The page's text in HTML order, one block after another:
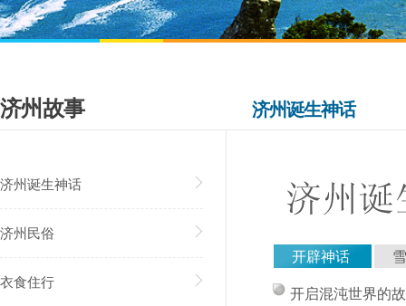
济州故事
济州诞生神话
济州民俗
衣食住行
济州诞生神话
开辟神话
开启混沌世界的